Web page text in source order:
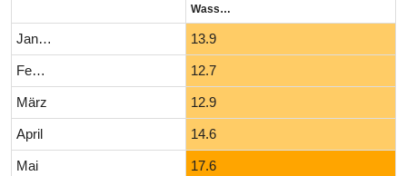
Wassertemperatur (°C)
Januar 13.9
Februar 12.7
März 12.9
April 14.6
Mai 17.6